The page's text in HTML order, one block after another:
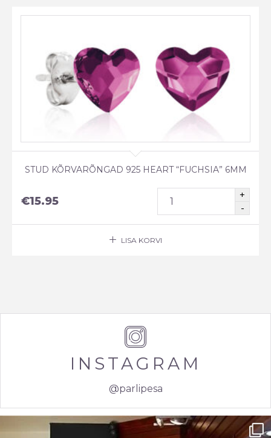
STUD KÕRVARÕNGAD 925 HEART “FUCHSIA” 6MM
€15.95
LISA KORVI
INSTAGRAM
@parlipesa